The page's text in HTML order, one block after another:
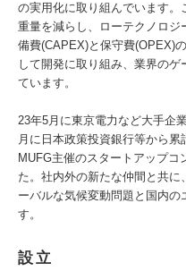
の実用化に取り組んでいます
重量を減らし、ローテクノロ
備費(CAPEX)と保守費(OPEX)
して開発に取り組み、業界の
ています。
23年5月に東京電力など大手企
月に日本政策投資銀行等から
MUFG主催のスタートアップコ
た。社内外の新たな仲間と共
ーバルな気候変動問題と国内の
す。
設立